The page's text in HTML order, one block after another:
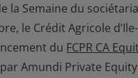
la Semaine du
le Crédit Agricole
du FCPR CA
Amundi Private